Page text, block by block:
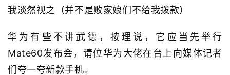
我淡然视之（并不是败家娘们不给我拨款）
华为有些不讲武德，按理说，它应当先举行
Mate60发布会，请位华为大佬在台上向媒体记者
们夸一夸新款手机。